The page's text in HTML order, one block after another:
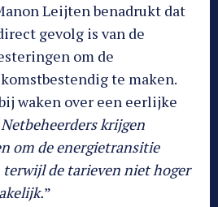
Leijten benadrukt dat
gevolg is van de
om de
te maken.
waken over een eerlijke
Netbeheerders krijgen
om de energietransitie
de tarieven niet hoger
”